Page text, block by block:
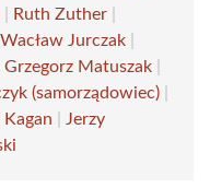
Ruth Zuther
Wacław Jurczak
Grzegorz Matuszak
(samorządowiec)
Jerzy